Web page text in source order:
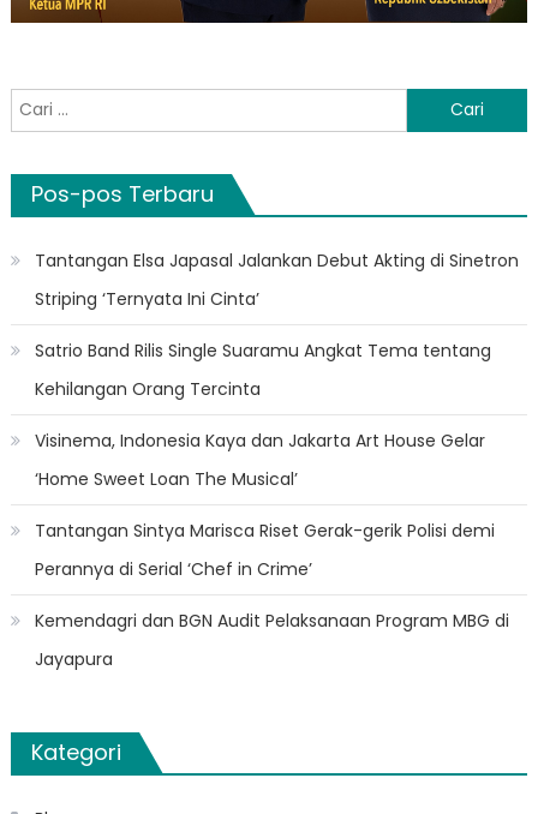
Cari
untuk:
Pos-pos Terbaru
Tantangan Elsa Japasal Jalankan Debut Akting di Sinetron
Striping ‘Ternyata Ini Cinta’
Satrio Band Rilis Single Suaramu Angkat Tema tentang
Kehilangan Orang Tercinta
Visinema, Indonesia Kaya dan Jakarta Art House Gelar
‘Home Sweet Loan The Musical’
Tantangan Sintya Marisca Riset Gerak-gerik Polisi demi
Perannya di Serial ‘Chef in Crime’
Kemendagri dan BGN Audit Pelaksanaan Program MBG di
Jayapura
Kategori